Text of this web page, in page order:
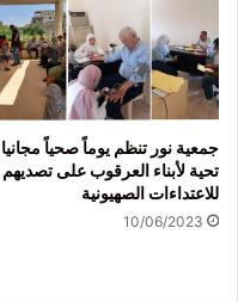
جمعية نور تنظم يوماً صحياً مجانيا
تحية لأبناء العرقوب على تصديهم
للاعتداءات الصهيونية
10/06/2023